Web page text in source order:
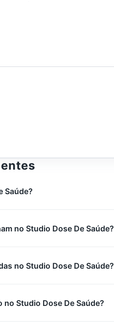
Saúde?
no Studio Dose De Saúde?
no Studio Dose De Saúde?
Studio Dose De Saúde?